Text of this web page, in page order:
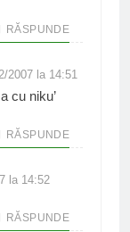
RĂSPUNDE
2007 la 14:51
cu niku’
RĂSPUNDE
la 14:52
RĂSPUNDE